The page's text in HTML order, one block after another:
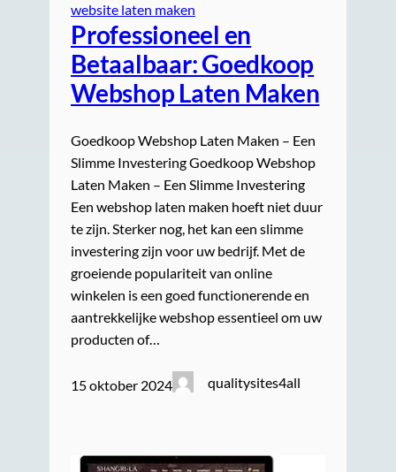
website laten maken
Professioneel en
Betaalbaar: Goedkoop
Webshop Laten Maken
Goedkoop Webshop Laten Maken – Een
Slimme Investering Goedkoop Webshop
Laten Maken – Een Slimme Investering
Een webshop laten maken hoeft niet duur
te zijn. Sterker nog, het kan een slimme
investering zijn voor uw bedrijf. Met de
groeiende populariteit van online
winkelen is een goed functionerende en
aantrekkelijke webshop essentieel om uw
producten of…
15 oktober 2024 qualitysites4all